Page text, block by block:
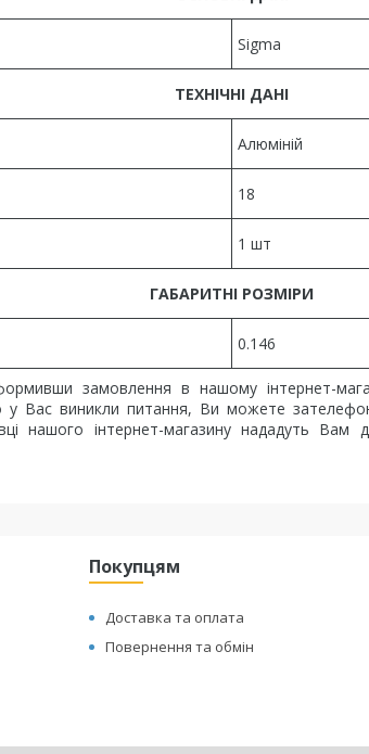
Sigma
ТЕХНІЧНІ ДАНІ
Алюміній
18
1 шт
ГАБАРИТНІ РОЗМІРИ
0.146
замовлення в нашому інтернет-
у Вас виникли питання, Ви можете
нашого інтернет-магазину нададуть Вам
Покупцям
Доставка та оплата
Повернення та обмін